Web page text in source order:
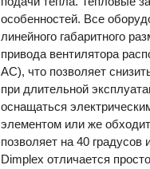
особенностей. Все
линейного габаритного
привода вентилятора
АС), что позволяет
при длительной
оснащаться
элементом или же
позволяет на 40
Dimplex отличается